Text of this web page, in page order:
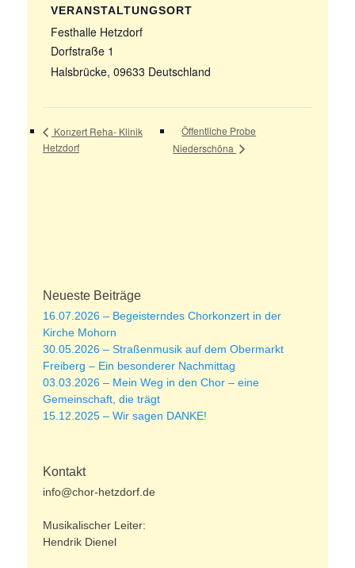
VERANSTALTUNGSORT
Festhalle Hetzdorf
Dorfstraße 1
Halsbrücke, 09633 Deutschland
Konzert Reha- Klinik
Hetzdorf
Öffentliche Probe
Niederschöna
Neueste Beiträge
16.07.2026 – Begeisterndes Chorkonzert in der
Kirche Mohorn
30.05.2026 – Straßenmusik auf dem Obermarkt
Freiberg – Ein besonderer Nachmittag
03.03.2026 – Mein Weg in den Chor – eine
Gemeinschaft, die trägt
15.12.2025 – Wir sagen DANKE!
Kontakt
info@chor-hetzdorf.de
Musikalischer Leiter:
Hendrik Dienel